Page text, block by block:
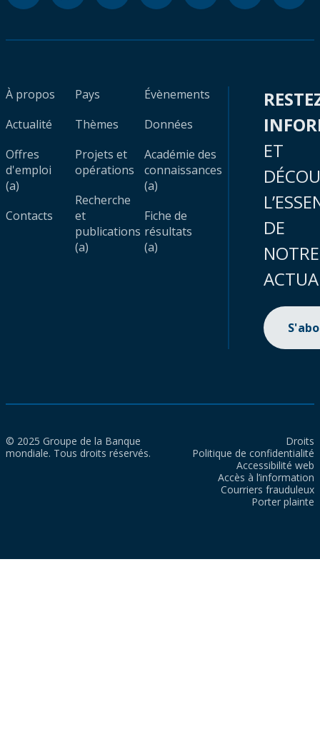
À propos
Actualité
Offres
d'emploi
(a)
Contacts
Pays
Thèmes
Projets et
opérations
Recherche
et
publications
(a)
Évènements
Données
Académie des
connaissances
(a)
Fiche de
résultats
(a)
ET
DE
NOTRE
© 2025 Groupe de la Banque
mondiale. Tous droits réservés.
Droits
Politique de confidentialité
Accessibilité web
Accès à l’information
Courriers frauduleux
Porter plainte